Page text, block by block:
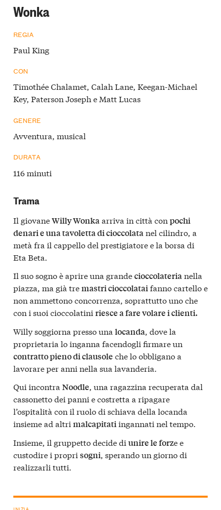
Wonka
REGIA
Paul King
CON
Timothée Chalamet, Calah Lane, Keegan-Michael
Key, Paterson Joseph e Matt Lucas
GENERE
Avventura, musical
DURATA
116 minuti
Trama
Il giovaneWilly Wonkaarriva in città con pochi
denari e una tavoletta di cioccolatanel cilindro, a
metà fra il cappello del prestigiatore e la borsa di
Eta Beta.
Il suo sogno è aprire una grandecioccolaterianella
piazza, ma già tremastri cioccolataifanno cartello e
non ammettono concorrenza, soprattutto uno che
con i suoi cioccolatini riesce a fare volare i clienti.
Willy soggiorna presso una locanda, dove la
proprietaria lo inganna facendogli firmare un
contratto pieno di clausole che lo obbligano a
lavorare per anni nella sua lavanderia.
Qui incontra Noodle, una ragazzina recuperata dal
cassonetto dei panni e costretta a ripagare
l’ospitalità con il ruolo di schiava della locanda
insieme ad altri malcapitatiingannati nel tempo.
Insieme, il gruppetto decide di unire le forze e
custodire i propri sogni, sperando un giorno di
realizzarli tutti.